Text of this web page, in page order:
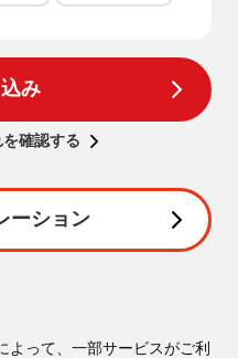
み
確認する
ーション
って、一部サービスがご利